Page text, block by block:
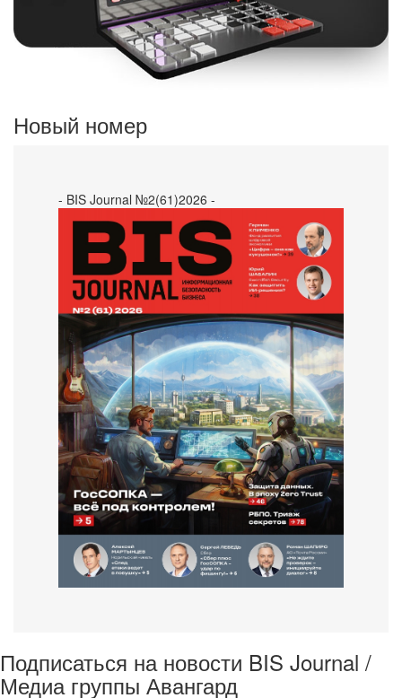
Новый номер
- BIS Journal №2(61)2026 -
Подписаться на новости BIS Journal /
Медиа группы Авангард